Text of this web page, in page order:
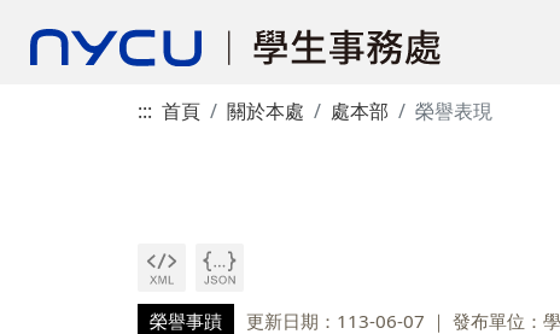
::: 首頁 關於本處 處本部 榮譽表現
榮譽事蹟 更新日期：113-06-07 發布單位：